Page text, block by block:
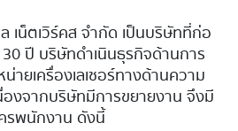
เน็ตเวิร์คส จำกัด เป็นบริษัทที่ก่อ
30 ปี บริษัทดำเนินธุรกิจด้านการ
น่ายเครื่องเลเซอร์ทางด้านความ
องจากบริษัทมีการขยายงาน จึงมี
รพนักงาน ดังนี้